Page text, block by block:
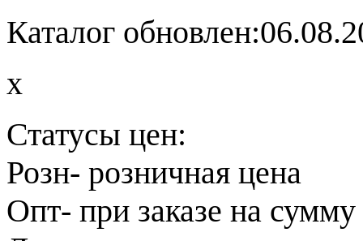
Каталог
x
Статусы цен:
Розн- розничная цена
Опт- при заказе на